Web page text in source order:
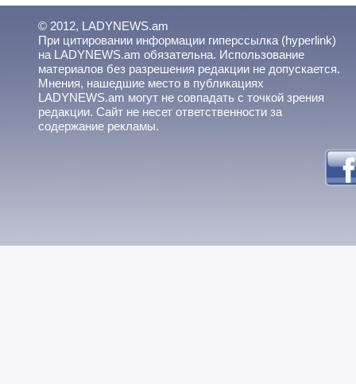
© 2012, LADYNEWS.am
При цитировании информации гиперссылка (hyperlink)
на LADYNEWS.am обязательна. Использование
материалов без разрешения редакции не допускается.
Мнения, нашедшие место в публикациях
LADYNEWS.am могут не совпадать с точкой зрения
редакции. Сайт не несет ответственности за
содержание рекламы.